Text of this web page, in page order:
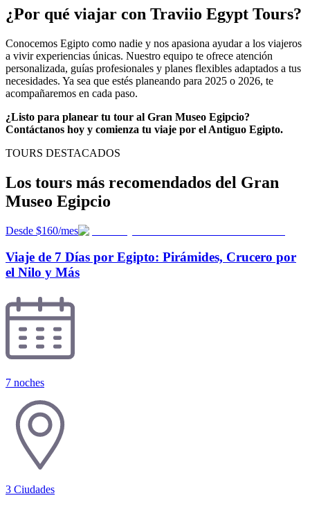
¿Por qué viajar con Traviio Egypt Tours?
Conocemos Egipto como nadie y nos apasiona ayudar a los viajeros
a vivir experiencias únicas. Nuestro equipo te ofrece atención
personalizada, guías profesionales y planes flexibles adaptados a tus
necesidades. Ya sea que estés planeando para 2025 o 2026, te
acompañaremos en cada paso.
¿Listo para planear tu tour al Gran Museo Egipcio?
Contáctanos hoy y comienza tu viaje por el Antiguo Egipto.
TOURS DESTACADOS
Los tours más recomendados del Gran
Museo Egipcio
Desde $160/mes
Viaje de 7 Días por Egipto: Pirámides, Crucero por
el Nilo y Más
7 noches
3 Ciudades